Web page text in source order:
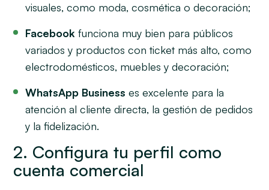
visuales, como moda, cosmética o decoración;
Facebook funciona muy bien para públicos
variados y productos con ticket más alto, como
electrodomésticos, muebles y decoración;
WhatsApp Business es excelente para la
atención al cliente directa, la gestión de pedidos
y la fidelización.
2. Configura tu perfil como
cuenta comercial